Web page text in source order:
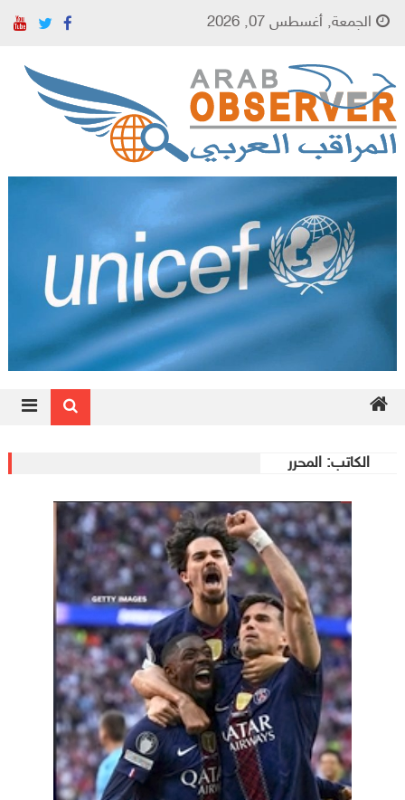
Skip to content
الجمعة, أغسطس 07, 2026
الكاتب: المحرر